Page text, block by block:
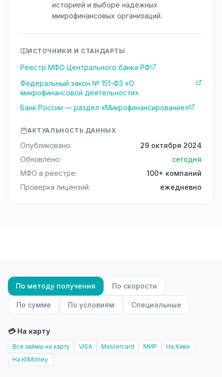
историей и выборе надёжных
микрофинансовых организаций.
ИСТОЧНИКИ И СТАНДАРТЫ
Реестр МФО Центрального банка РФ
Федеральный закон № 151-ФЗ «О
микрофинансовой деятельности»
Банк России — раздел «Микрофинансирование»
АКТУАЛЬНОСТЬ ДАННЫХ
Опубликовано:
29 октября 2024
Обновлено:
сегодня
МФО в реестре:
100+ компаний
Проверка лицензий:
ежедневно
По методу получения По скорости
По сумме По условиям Специальные
💳 На карту
Все займы на карту VISA Mastercard МИР
На Киви
На ЮMoney